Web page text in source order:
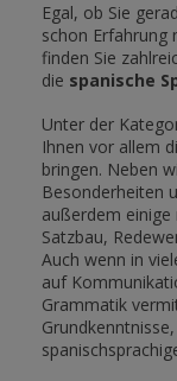
Egal, ob Sie
schon Erfahrung
finden Sie
die spanische
Unter der
Ihnen vor allem
bringen. Neben
Besonderheiten
außerdem
Satzbau,
Auch wenn in
auf
Grammatik